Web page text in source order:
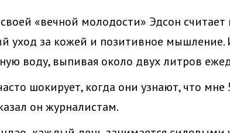
«вечной молодости» Эдсон
уход за кожей и позитивное мышление.
воду, выпивая около двух литров
шокирует, когда они узнают, что
он журналистам.